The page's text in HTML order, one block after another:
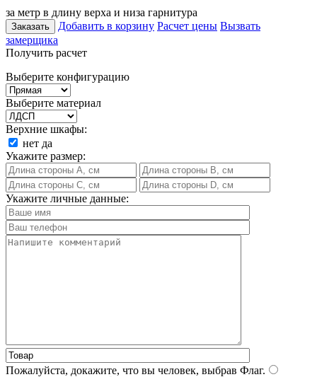
за метр в длину верха и низа гарнитура
Заказать Добавить в корзину Расчет цены Вызвать
замерщика
Получить расчет
Выберите конфигурацию
Выберите материал
Верхние шкафы:
нет да
Укажите размер:
Укажите личные данные:
Пожалуйста, докажите, что вы человек, выбрав Флаг.